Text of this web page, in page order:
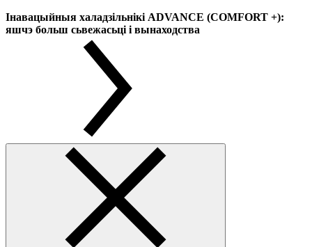
Інавацыйныя халадзільнікі ADVANCE (COMFORT +):
яшчэ больш сьвежасьці і вынаходства